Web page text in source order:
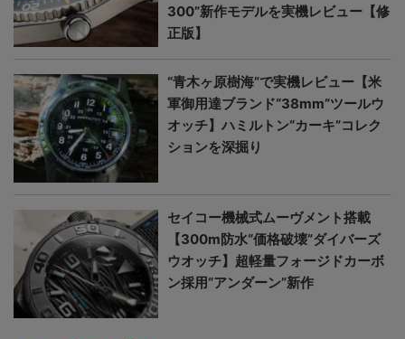
300”新作モデルを実機レビュー【修
正版】
“青木ヶ原樹海”で実機レビュー【米
軍御用達ブランド“38mm”ツールウ
オッチ】ハミルトン“カーキ”コレク
ションを深掘り
セイコー機械式ムーヴメント搭載
【300m防水“価格破壊”ダイバーズ
ウオッチ】超軽量フォージドカーボ
ン採用“アンダーン”新作